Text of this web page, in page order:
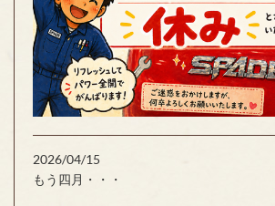
2026/04/15
もう四月・・・